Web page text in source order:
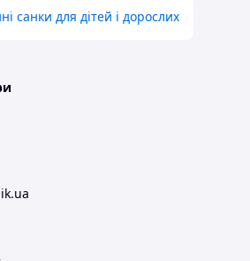
санки для дітей і дорослих